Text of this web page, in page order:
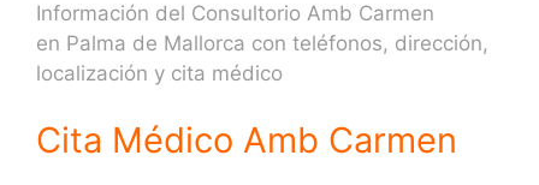
Información del Consultorio Amb Carmen
en Palma de Mallorca con teléfonos, dirección,
localización y cita médico
Cita Médico Amb Carmen